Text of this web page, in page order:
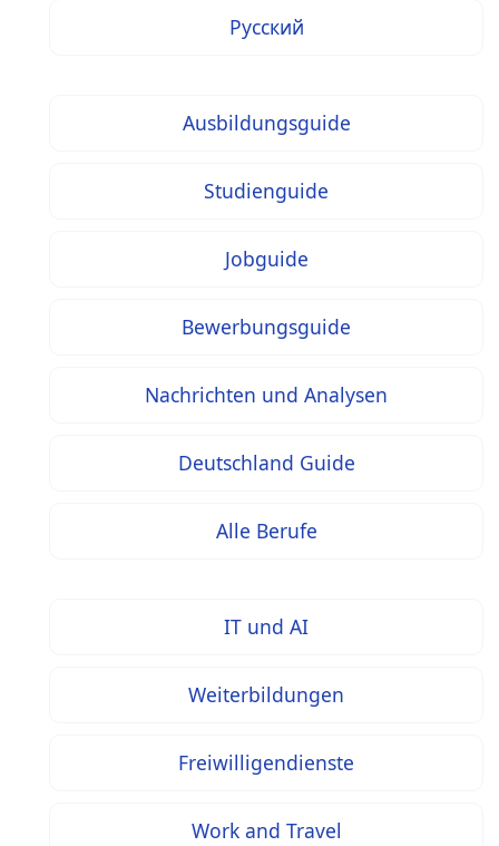
Русский
Ausbildungsguide
Studienguide
Jobguide
Bewerbungsguide
Nachrichten und Analysen
Deutschland Guide
Alle Berufe
IT und AI
Weiterbildungen
Freiwilligendienste
Work and Travel